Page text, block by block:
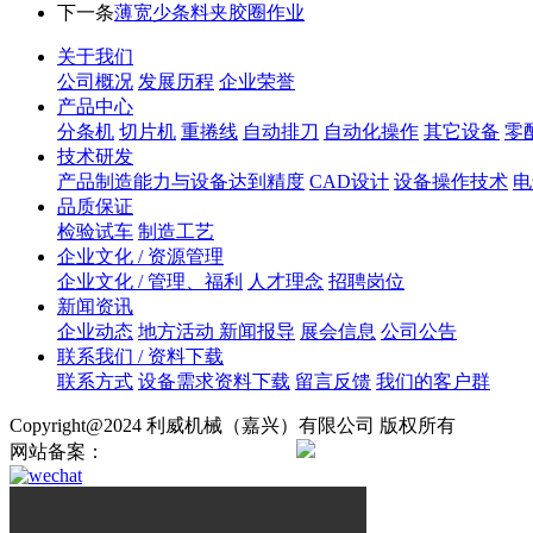
下一条薄宽少条料夹胶圈作业
关于我们
公司概况 发展历程 企业荣誉
产品中心
分条机 切片机 重捲线 自动排刀 自动化操作 其它设备 零
技术研发
产品制造能力与设备达到精度 CAD设计 设备操作技术
品质保证
检验试车 制造工艺
企业文化 / 资源管理
企业文化 / 管理、福利
人才理念 招聘岗位
新闻资讯
企业动态 地方活动 新闻报导 展会信息 公司公告
联系我们 / 资料下载
联系方式 设备需求资料下载 留言反馈 我们的客户群
Copyright@2024 利威机械（嘉兴）有限公司 版权所有
网站备案：